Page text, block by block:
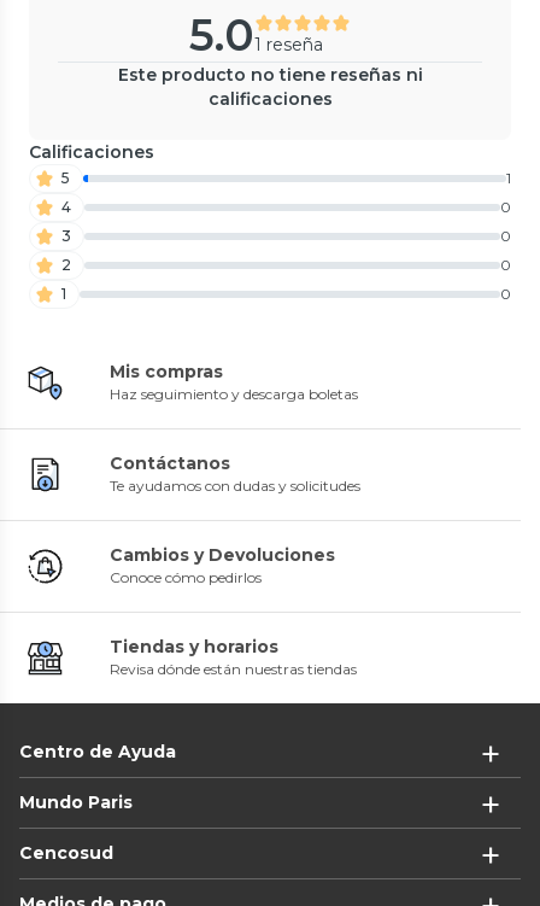
5.01 reseña
Este producto no tiene reseñas ni
calificaciones
Calificaciones
5
1
4
0
3
0
2
0
1
0
Mis compras
Haz seguimiento y descarga boletas
Contáctanos
Te ayudamos con dudas y solicitudes
Cambios y Devoluciones
Conoce cómo pedirlos
Tiendas y horarios
Revisa dónde están nuestras tiendas
Centro de Ayuda
Mundo Paris
Cencosud